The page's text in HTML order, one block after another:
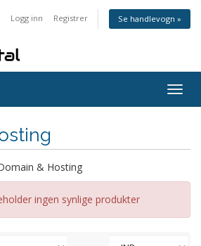
Logg inn Registrer Se handlevogn »
& Hosting
ingen synlige produkter